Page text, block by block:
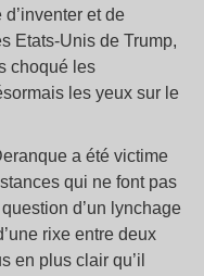
et de
Etats-Unis de Trump,
choqué les
les yeux sur le
a été victime
qui ne font pas
d’un lynchage
rixe entre deux
en plus clair qu’il